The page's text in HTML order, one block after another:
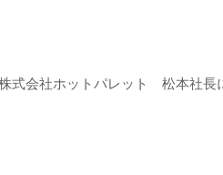
式会社ホットパレット　松本社